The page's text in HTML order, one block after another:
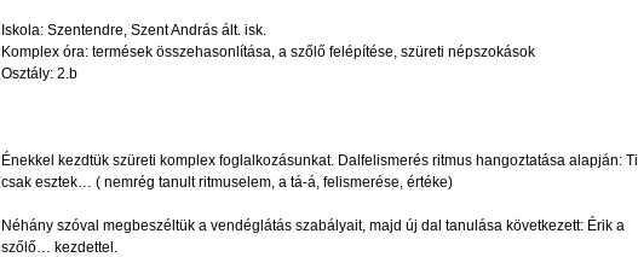
Iskola: Szentendre, Szent András ált. isk.
Komplex óra: termések összehasonlítása, a szőlő felépítése, szüreti népszokások
Osztály: 2.b
Énekkel kezdtük szüreti komplex foglalkozásunkat. Dalfelismerés ritmus hangoztatása alapján: Ti
csak esztek… ( nemrég tanult ritmuselem, a tá-á, felismerése, értéke)
Néhány szóval megbeszéltük a vendéglátás szabályait, majd új dal tanulása következett: Érik a
szőlő… kezdettel.